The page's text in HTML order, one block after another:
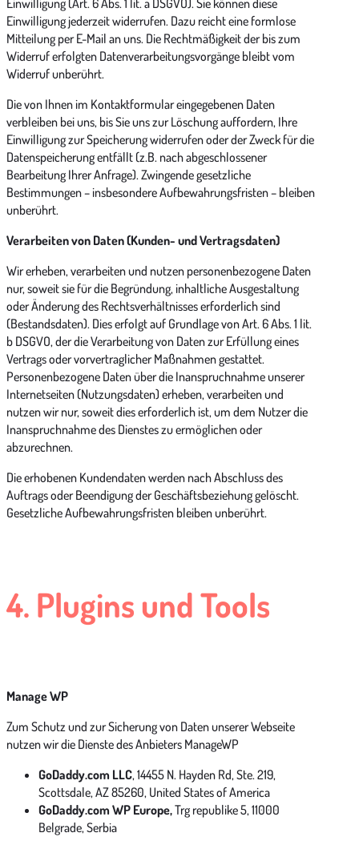
Einwilligung jederzeit widerrufen. Dazu reicht eine formlose
Mitteilung per E-Mail an uns. Die Rechtmäßigkeit der bis zum
Widerruf erfolgten Datenverarbeitungsvorgänge bleibt vom
Widerruf unberührt.
Die von Ihnen im Kontaktformular eingegebenen Daten
verbleiben bei uns, bis Sie uns zur Löschung auffordern, Ihre
Einwilligung zur Speicherung widerrufen oder der Zweck für die
Datenspeicherung entfällt (z.B. nach abgeschlossener
Bearbeitung Ihrer Anfrage). Zwingende gesetzliche
Bestimmungen – insbesondere Aufbewahrungsfristen – bleiben
unberührt.
Verarbeiten von Daten (Kunden- und Vertragsdaten)
Wir erheben, verarbeiten und nutzen personenbezogene Daten
nur, soweit sie für die Begründung, inhaltliche Ausgestaltung
oder Änderung des Rechtsverhältnisses erforderlich sind
(Bestandsdaten). Dies erfolgt auf Grundlage von Art. 6 Abs. 1 lit.
b DSGVO, der die Verarbeitung von Daten zur Erfüllung eines
Vertrags oder vorvertraglicher Maßnahmen gestattet.
Personenbezogene Daten über die Inanspruchnahme unserer
Internetseiten (Nutzungsdaten) erheben, verarbeiten und
nutzen wir nur, soweit dies erforderlich ist, um dem Nutzer die
Inanspruchnahme des Dienstes zu ermöglichen oder
abzurechnen.
Die erhobenen Kundendaten werden nach Abschluss des
Auftrags oder Beendigung der Geschäftsbeziehung gelöscht.
Gesetzliche Aufbewahrungsfristen bleiben unberührt.
4. Plugins und Tools
Manage WP
Zum Schutz und zur Sicherung von Daten unserer Webseite
nutzen wir die Dienste des Anbieters ManageWP
GoDaddy.com LLC, 14455 N. Hayden Rd, Ste. 219,
Scottsdale, AZ 85260, United States of America
GoDaddy.com WP Europe,Trg republike 5, 11000
Belgrade, Serbia